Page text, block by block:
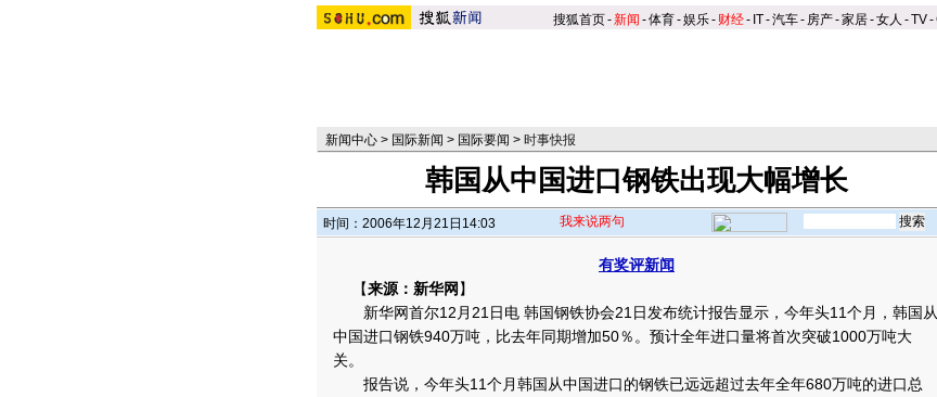
搜狐首页-新闻 -体育-娱乐- 财经- IT-汽车- 房产-家居-女人 -TV-
新闻中心 > 国际新闻 > 国际要闻 > 时事快报
韩国从中国进口钢铁出现大幅增长
时间：2006年12月21日14:03 我来说两句
有奖评新闻
【来源：新华网 】
新华网首尔12月21日电 韩国钢铁协会21日发布统计报告显示，今年头11个月，韩国从
中国进口钢铁940万吨，比去年同期增加50％。预计全年进口量将首次突破1000万吨大
关。
报告说，今年头11个月韩国从中国进口的钢铁已远远超过去年全年680万吨的进口总